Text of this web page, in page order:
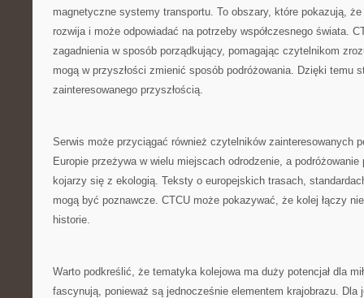
magnetyczne systemy transportu. To obszary, które pokazują,
rozwija i może odpowiadać na potrzeby współczesnego świata.
zagadnienia w sposób porządkujący, pomagając czytelnikom
mogą w przyszłości zmienić sposób podróżowania. Dzięki temu
zainteresowanego przyszłością.
Serwis może przyciągać również czytelników zainteresowanych
Europie przeżywa w wielu miejscach odrodzenie, a
kojarzy się z ekologią. Teksty o europejskich trasach,
mogą być poznawcze. CTCU może pokazywać, że kolej łączy
historie.
Warto podkreślić, że tematyka kolejowa ma duży potencjał dla
fascynują, ponieważ są jednocześnie elementem krajobrazu. Dla